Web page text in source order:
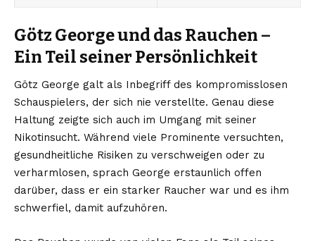
Götz George und das Rauchen –
Ein Teil seiner Persönlichkeit
Götz George galt als Inbegriff des kompromisslosen
Schauspielers, der sich nie verstellte. Genau diese
Haltung zeigte sich auch im Umgang mit seiner
Nikotinsucht. Während viele Prominente versuchten,
gesundheitliche Risiken zu verschweigen oder zu
verharmlosen, sprach George erstaunlich offen
darüber, dass er ein starker Raucher war und es ihm
schwerfiel, damit aufzuhören.